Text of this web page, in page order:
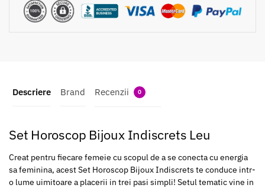
Descriere Brand Recenzii 0
Set Horoscop Bijoux Indiscrets Leu
Creat pentru fiecare femeie cu scopul de a se conecta cu energia
sa feminina, acest Set Horoscop Bijoux Indiscrets te conduce intr-
o lume uimitoare a placerii in trei pasi simpli! Setul tematic vine in